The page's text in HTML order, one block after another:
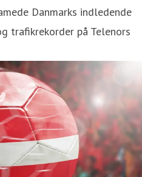
Danmarks indledende
trafikrekorder på Telenors